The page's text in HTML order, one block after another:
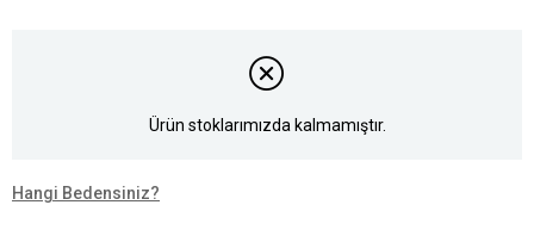
Ürün stoklarımızda kalmamıştır.
Hangi Bedensiniz?